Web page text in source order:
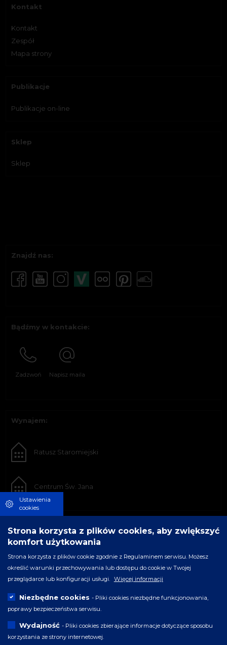
Kontakt
Kontakt
Zespół
Mapa strony
Publikacje
Publikacje on-line
Sklep
Sklep
Znajdź nas:
Bądźmy w kontakcie:
Zadzwoń Napisz maila
Wynajem:
Ratusz Staromiejski
Centrum Św. Jana
Ustawienia
cookies
Strona korzysta z plików cookies, aby zwiększyć
komfort użytkowania
Strona korzysta z plików cookie zgodnie z Regulaminem serwisu. Możesz
określić warunki przechowywania lub dostępu do cookie w Twojej
przeglądarce lub konfiguracji usługi.
Więcej informacji
Niezbędne cookies - Pliki cookies niezbędne funkcjonowania,
poprawy bezpieczeństwa serwisu.
Wydajność - Pliki cookies zbierające informacje dotyczące sposobu
korzystania ze strony internetowej.